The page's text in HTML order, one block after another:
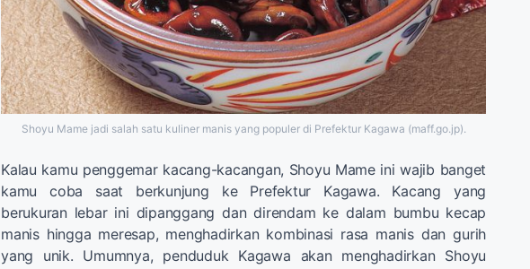
Shoyu Mame jadi salah satu kuliner manis yang populer di Prefektur Kagawa (maff.go.jp).
Kalau kamu penggemar kacang-kacangan, Shoyu Mame ini wajib banget
kamu coba saat berkunjung ke Prefektur Kagawa. Kacang yang
berukuran lebar ini dipanggang dan direndam ke dalam bumbu kecap
manis hingga meresap, menghadirkan kombinasi rasa manis dan gurih
yang unik. Umumnya, penduduk Kagawa akan menghadirkan Shoyu